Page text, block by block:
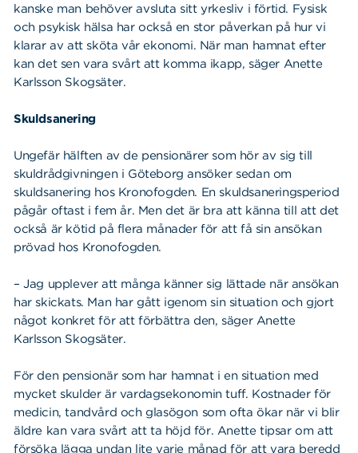
kanske man behöver avsluta sitt yrkesliv i förtid. Fysisk
och psykisk hälsa har också en stor påverkan på hur vi
klarar av att sköta vår ekonomi. När man hamnat efter
kan det sen vara svårt att komma ikapp, säger Anette
Karlsson Skogsäter.
Skuldsanering
Ungefär hälften av de pensionärer som hör av sig till
skuldrådgivningen i Göteborg ansöker sedan om
skuldsanering hos Kronofogden. En skuldsaneringsperiod
pågår oftast i fem år. Men det är bra att känna till att det
också är kötid på flera månader för att få sin ansökan
prövad hos Kronofogden.
– Jag upplever att många känner sig lättade när ansökan
har skickats. Man har gått igenom sin situation och gjort
något konkret för att förbättra den, säger Anette
Karlsson Skogsäter.
För den pensionär som har hamnat i en situation med
mycket skulder är vardagsekonomin tuff. Kostnader för
medicin, tandvård och glasögon som ofta ökar när vi blir
äldre kan vara svårt att ta höjd för. Anette tipsar om att
försöka lägga undan lite varje månad för att vara beredd